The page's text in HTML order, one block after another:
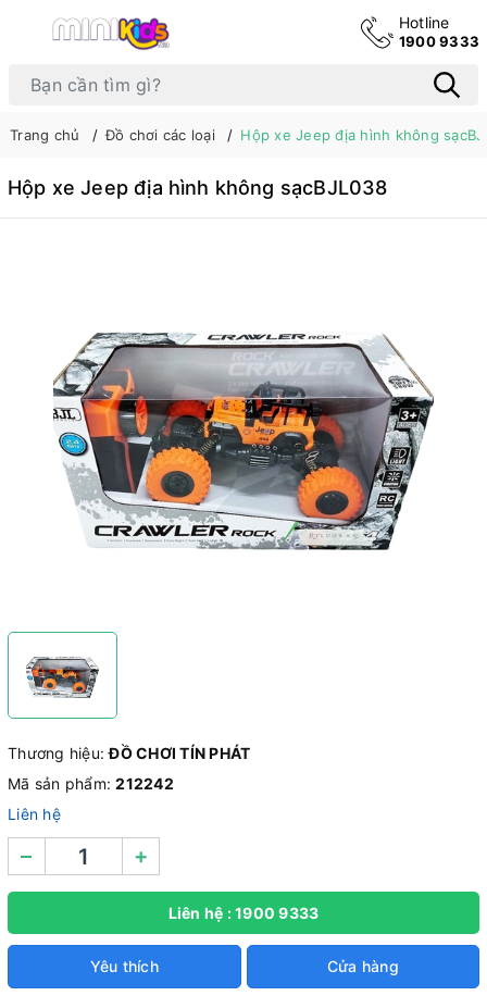
Hotline
1900 9333
Trang chủ Đồ chơi các loại Hộp xe Jeep địa hình không
Hộp xe Jeep địa hình không sạcBJL038
Thương hiệu:ĐỒ CHƠI TÍN PHÁT
Mã sản phẩm:212242
Liên hệ
– +
Liên hệ : 1900 9333
Yêu thích Cửa hàng